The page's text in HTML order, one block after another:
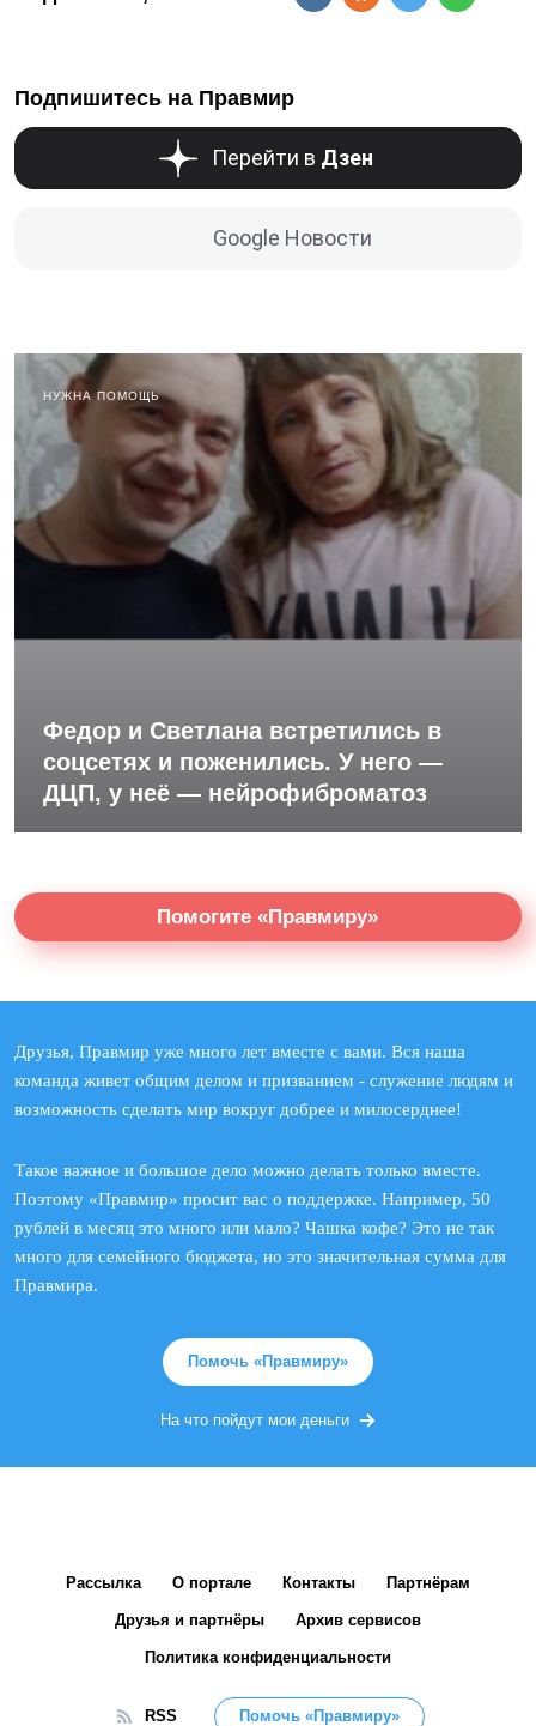
Подпишитесь на Правмир
Перейти в Дзен
Google Новости
НУЖНА ПОМОЩЬ
Федор и Светлана встретились в
соцсетях и поженились. У него —
ДЦП, у неё — нейрофиброматоз
Помогите «Правмиру»
Друзья, Правмир уже много лет вместе с вами. Вся наша
команда живет общим делом и призванием - служение людям и
возможность сделать мир вокруг добрее и милосерднее!
Такое важное и большое дело можно делать только вместе.
Поэтому «Правмир» просит вас о поддержке. Например, 50
рублей в месяц это много или мало? Чашка кофе? Это не так
много для семейного бюджета, но это значительная сумма для
Правмира.
Помочь «Правмиру»
На что пойдут мои деньги
Рассылка О портале Контакты Партнёрам
Друзья и партнёры Архив сервисов
Политика конфиденциальности
RSS Помочь «Правмиру»